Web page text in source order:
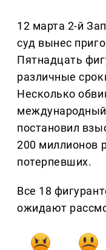
12 марта 2-й
суд вынес
Пятнадцать
различные
Несколько
постановил
200 миллионов
потерпевших.
Все 18
ожидают